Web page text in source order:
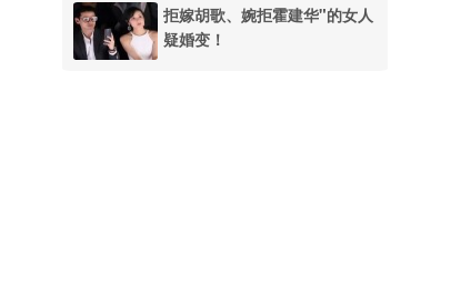
拒嫁胡歌、婉拒霍建华"的女人
疑婚变！